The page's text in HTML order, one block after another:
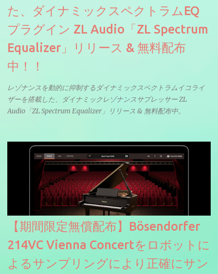
た、ダイナミックスペクトラムEQ
プラグイン ZL Audio「ZL Spectrum
Equalizer」リリース & 無料配布
中！！
レゾナンスを動的に抑制するダイナミックスペクトラムイコライ
ザーを搭載した、ダイナミックレゾナンスサプレッサー ZL
Audio「ZL Spectrum Equalizer」リリース & 無料配布中。
【期間限定無償配布】Bösendorfer
214VC Vienna Concertをロボットに
よるサンプリングにより正確にサン